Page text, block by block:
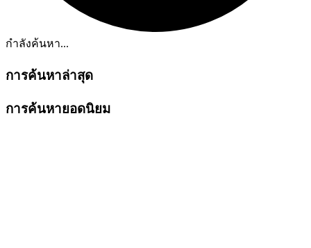
กำลังค้นหา...
การค้นหาล่าสุด
การค้นหายอดนิยม